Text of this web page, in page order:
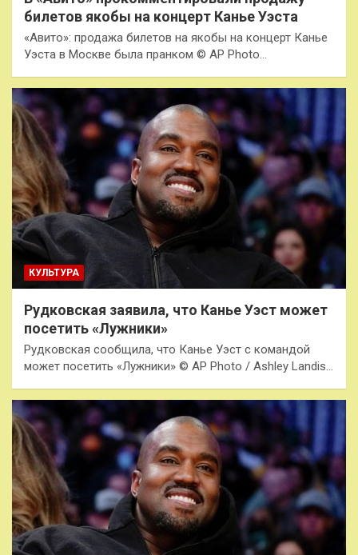
билетов якобы на концерт Канье Уэста
«Авито»: продажа билетов на якобы на концерт Канье
Уэста в Москве была пранком © AP Photo…
КУЛЬТУРА
Рудковская заявила, что Канье Уэст может
посетить «Лужники»
Рудковская сообщила, что Канье Уэст с командой
может посетить «Лужники» © AP Photo / Ashley Landis…